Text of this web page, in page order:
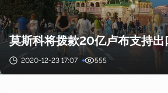
莫斯科将拨款20亿卢布支持出
2020-12-23 17:07 555